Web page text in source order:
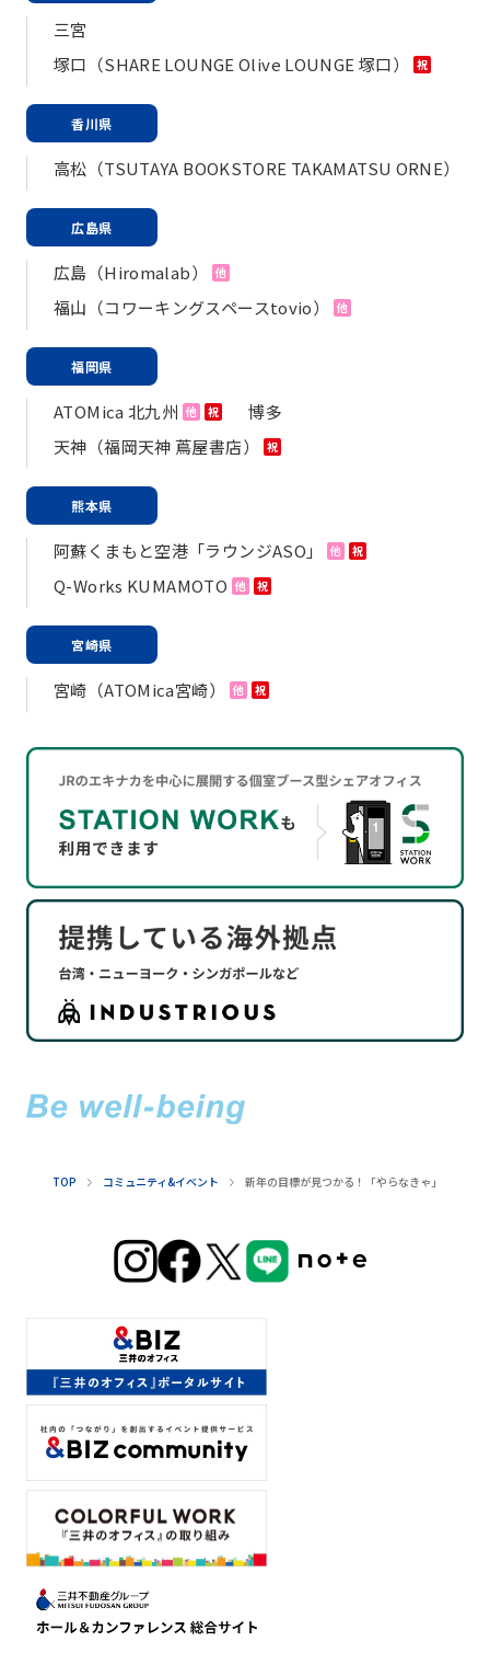
三宮
塚口（SHARE LOUNGE Olive LOUNGE 塚口）
祝
香川県
高松（TSUTAYA BOOKSTORE TAKAMATSU ORNE）
広島県
広島（Hiromalab） 他
福山（コワーキングスペースtovio） 他
福岡県
ATOMica 北九州 他 祝
博多
天神（福岡天神 蔦屋書店）
祝
熊本県
阿蘇くまもと空港「ラウンジASO」 他 祝
Q-Works KUMAMOTO 他 祝
宮崎県
宮崎（ATOMica宮崎） 他 祝
TOP コミュニティ&イベント 新年の目標が見つかる！「やらなきゃ」が「わ